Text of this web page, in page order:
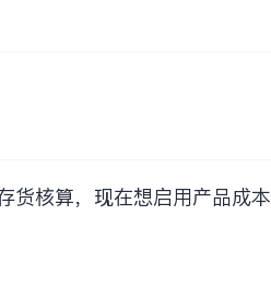
货核算，现在想启用产品成本